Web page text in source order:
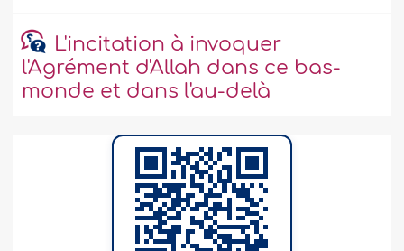
L'incitation à invoquer
l'Agrément d'Allah dans ce bas-
monde et dans l'au-delà